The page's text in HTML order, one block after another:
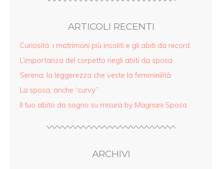
ARTICOLI RECENTI
Curiosità: i matrimoni più insoliti e gli abiti da record
L’importanza del corpetto negli abiti da sposa
Serena: la leggerezza che veste la femminilità
La sposa, anche “curvy”
Il tuo abito da sogno su misura by Magnani Sposa
ARCHIVI